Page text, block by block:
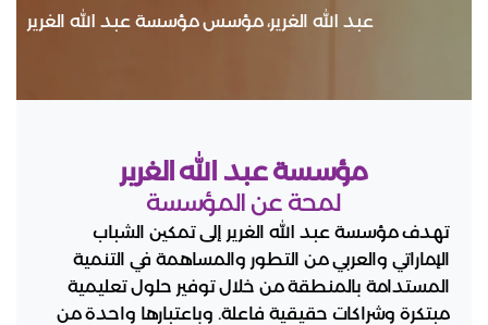
عبد الله الغرير، مؤسس مؤسسة عبد الله الغرير
مؤسسة عبد الله الغرير
لمحة عن المؤسسة
تهدف مؤسسة عبد الله الغرير إلى تمكين الشباب
الإماراتي والعربي من التطور والمساهمة في التنمية
المستدامة بالمنطقة من خلال توفير حلول تعليمية
مبتكرة وشراكات حقيقية فاعلة. وباعتبارها واحدة من